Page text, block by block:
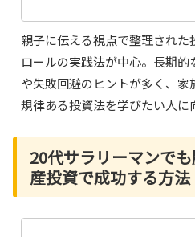
親子に伝える視点で整理され
ロールの実践法が中心。長期
や失敗回避のヒントが多く、
規律ある投資法を学びたい人に
20代サラリーマンで
産投資で成功する方法